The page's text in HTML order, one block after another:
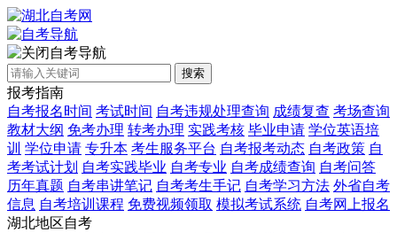
自考导航
搜索
报考指南
自考报名时间 考试时间 自考违规处理查询 成绩复查 考场查询
教材大纲 免考办理 转考办理 实践考核 毕业申请 学位英语培
训 学位申请 专升本 考生服务平台 自考报考动态 自考政策 自
考考试计划 自考实践毕业 自考专业 自考成绩查询 自考问答
历年真题 自考串讲笔记 自考考生手记 自考学习方法 外省自考
信息 自考培训课程 免费视频领取 模拟考试系统 自考网上报名
湖北地区自考